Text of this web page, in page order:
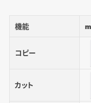
よくある質問
Photoshopで
Photoshopの
する方法は？
機能
コピー
カット